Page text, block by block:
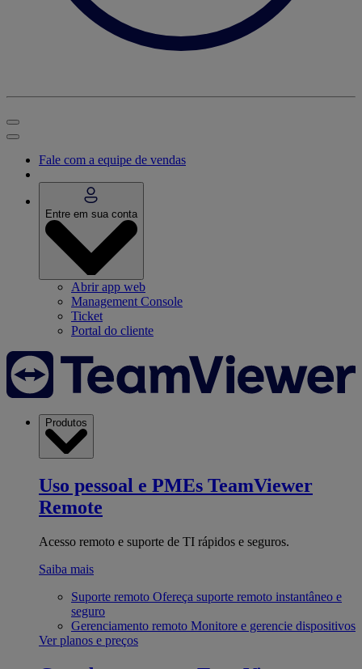
Fale com a equipe de vendas
Entre em sua conta
Abrir app web
Management Console
Ticket
Portal do cliente
Produtos
Uso pessoal e PMEs TeamViewer
Remote
Acesso remoto e suporte de TI rápidos e seguros.
Saiba mais
Suporte remoto Ofereça suporte remoto instantâneo e
seguro
Gerenciamento remoto Monitore e gerencie dispositivos
Ver planos e preços